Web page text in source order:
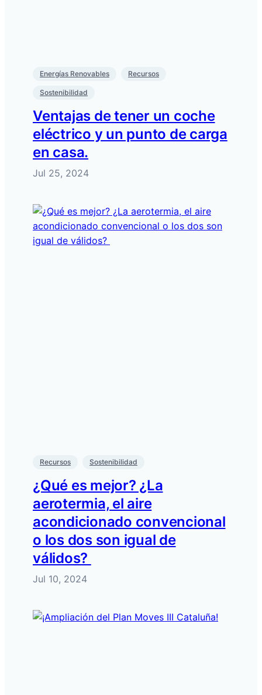
Energías Renovables Recursos
Sostenibilidad
Ventajas de tener un coche
eléctrico y un punto de carga
en casa.
Jul 25, 2024
Recursos Sostenibilidad
¿Qué es mejor? ¿La
aerotermia, el aire
acondicionado convencional
o los dos son igual de
válidos?
Jul 10, 2024